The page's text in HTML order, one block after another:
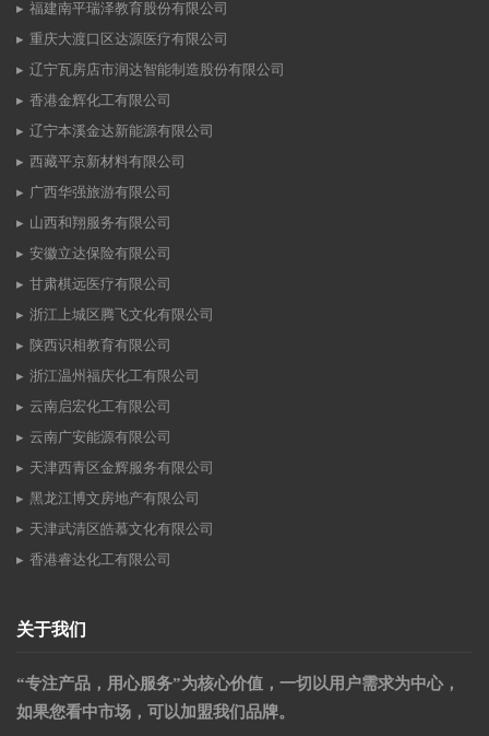
福建南平瑞泽教育股份有限公司
重庆大渡口区达源医疗有限公司
辽宁瓦房店市润达智能制造股份有限公司
香港金辉化工有限公司
辽宁本溪金达新能源有限公司
西藏平京新材料有限公司
广西华强旅游有限公司
山西和翔服务有限公司
安徽立达保险有限公司
甘肃棋远医疗有限公司
浙江上城区腾飞文化有限公司
陕西识相教育有限公司
浙江温州福庆化工有限公司
云南启宏化工有限公司
云南广安能源有限公司
天津西青区金辉服务有限公司
黑龙江博文房地产有限公司
天津武清区皓慕文化有限公司
香港睿达化工有限公司
关于我们
“专注产品，用心服务”为核心价值，一切以用户需求为中心，
如果您看中市场，可以加盟我们品牌。